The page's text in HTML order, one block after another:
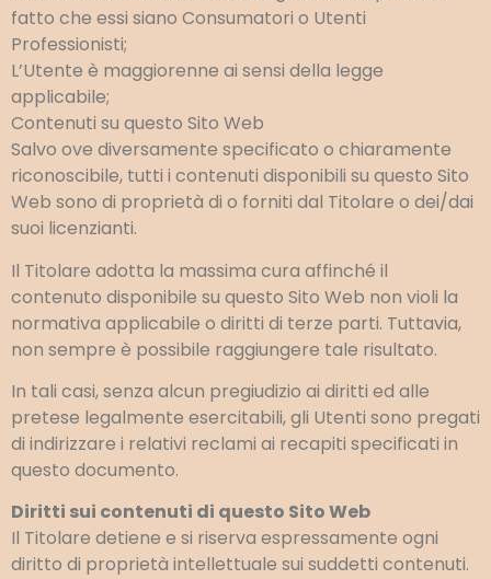
fatto che essi siano Consumatori o Utenti
Professionisti;
L’Utente è maggiorenne ai sensi della legge
applicabile;
Contenuti su questo Sito Web
Salvo ove diversamente specificato o chiaramente
riconoscibile, tutti i contenuti disponibili su questo Sito
Web sono di proprietà di o forniti dal Titolare o dei/dai
suoi licenzianti.
Il Titolare adotta la massima cura affinché il
contenuto disponibile su questo Sito Web non violi la
normativa applicabile o diritti di terze parti. Tuttavia,
non sempre è possibile raggiungere tale risultato.
In tali casi, senza alcun pregiudizio ai diritti ed alle
pretese legalmente esercitabili, gli Utenti sono pregati
di indirizzare i relativi reclami ai recapiti specificati in
questo documento.
Diritti sui contenuti di questo Sito Web
Il Titolare detiene e si riserva espressamente ogni
diritto di proprietà intellettuale sui suddetti contenuti.